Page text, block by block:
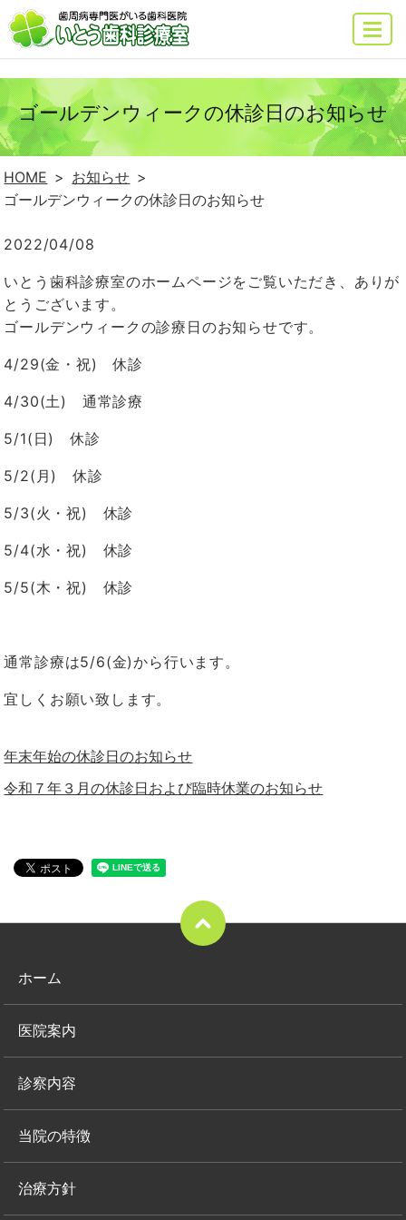
MENU
ゴールデンウィークの休診日のお知らせ
HOME
お知らせ
ゴールデンウィークの休診日のお知らせ
2022/04/08
いとう歯科診療室のホームページをご覧いただき、ありが
とうございます。
ゴールデンウィークの診療日のお知らせです。
4/29(金・祝) 休診
4/30(土) 通常診療
5/1(日) 休診
5/2(月 ) 休診
5/3(火・祝) 休診
5/4(水・祝) 休診
5/5(木・祝) 休診
通常診療は5/6(金)から行います。
宜しくお願い致します。
年末年始の休診日のお知らせ
令和７年３月の休診日および臨時休業のお知らせ
ホーム
医院案内
診察内容
当院の特徴
治療方針